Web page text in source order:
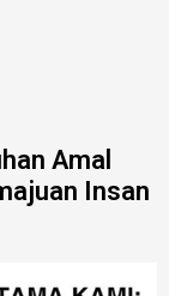
Amal
Insan